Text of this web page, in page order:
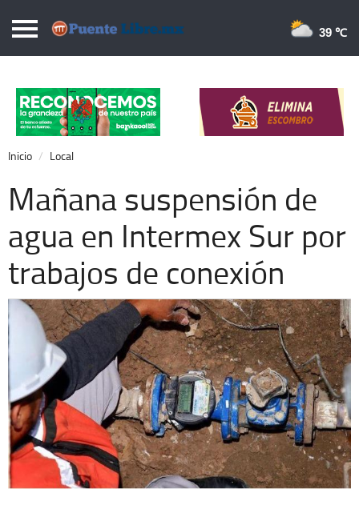
Puentelibre.mx
Local
Nacional
Opinión
Cronos
Economía
Espectáculos
Extra +
39 ℃
Inicio Local
Mañana suspensión de
agua en Intermex Sur por
trabajos de conexión